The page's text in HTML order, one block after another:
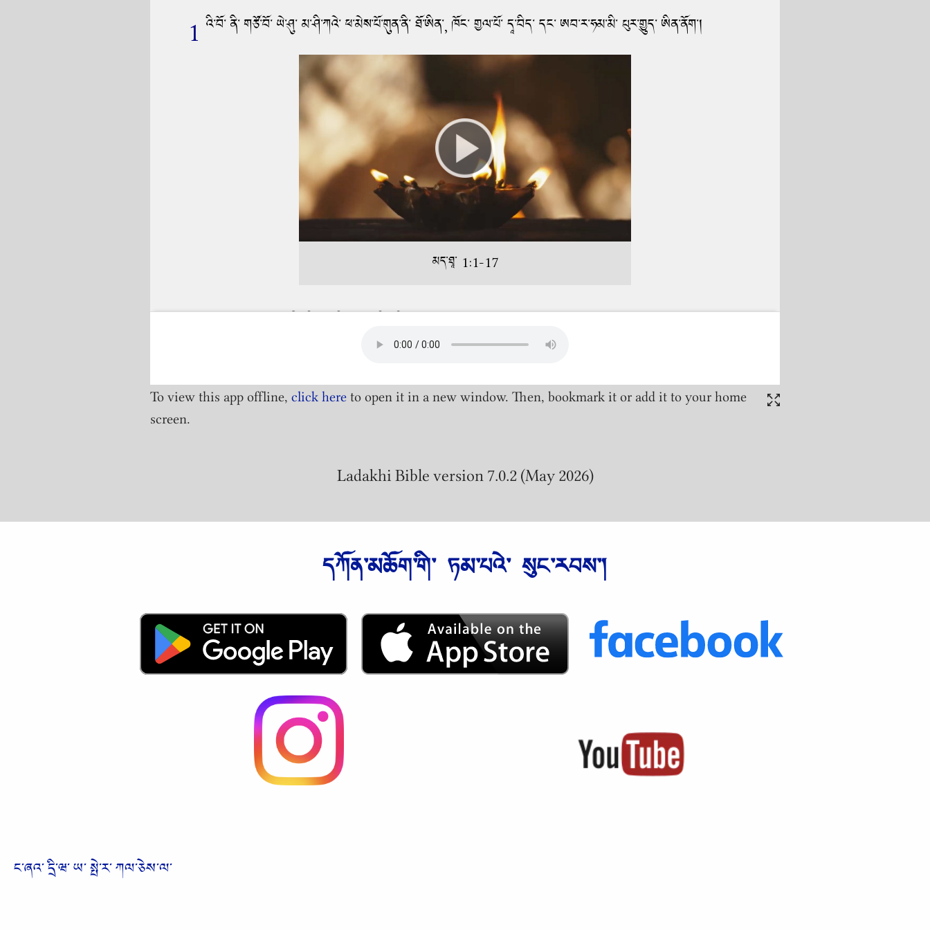
To view this app offline,click hereto open it in a new window. Then, bookmark it or add it to your home
screen.
Ladakhi Bible version 7.0.2 (May 2026)
དཀོན༌མཆོག༌གི༌ ཏམ༌པའེ༌ སུང༌རབས༌།
ང༌ཞའ༌ དྲི༌ཝ༌ ཡ༌ སྤེ༌ར༌ ཀལ༌ཅེས༌ལ༌